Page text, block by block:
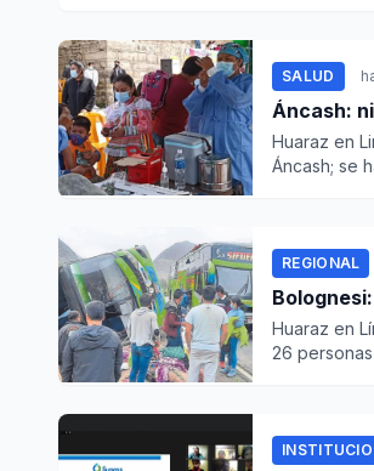
SALUD
Áncash:
Huaraz en
Áncash; se
REGIONAL
Huaraz en
26 personas